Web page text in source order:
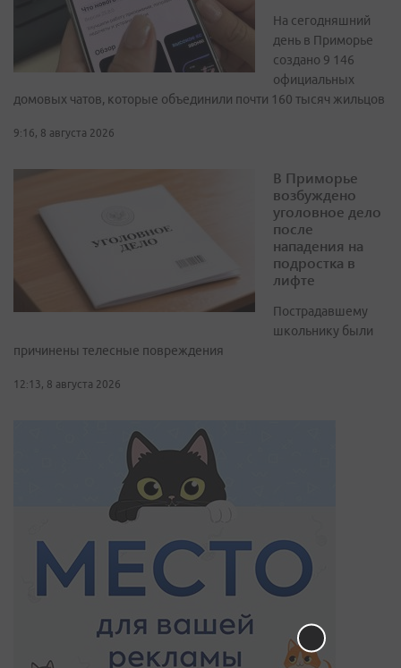
На сегодняшний
день в Приморье
создано 9 146
официальных
домовых чатов, которые объединили почти 160 тысяч жильцов
9:16, 8 августа 2026
В Приморье
возбуждено
уголовное дело
после
нападения на
подростка в
лифте
Пострадавшему
школьнику были
причинены телесные повреждения
12:13, 8 августа 2026